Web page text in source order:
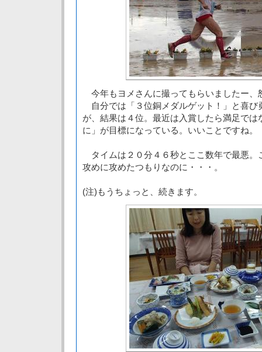
今年もヨメさんに撮ってもらいましたー、
自分では「３位銅メダルゲット！」と喜び
が、結果は４位。最近は入賞したら満足で
に」が目標になっている。いいことですね。
タイムは２０分４６秒とここ数年で最悪。
攻めに攻めたつもりなのに・・・。
(注)もうちょっと、続きます。